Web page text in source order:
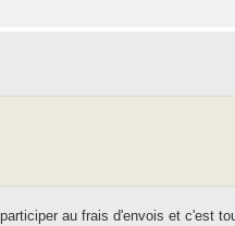
au frais d'envois et c'est